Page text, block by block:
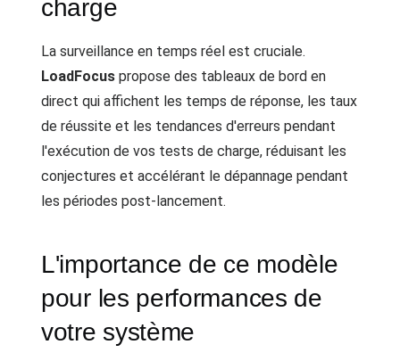
charge
La surveillance en temps réel est cruciale.
LoadFocus propose des tableaux de bord en
direct qui affichent les temps de réponse, les taux
de réussite et les tendances d'erreurs pendant
l'exécution de vos tests de charge, réduisant les
conjectures et accélérant le dépannage pendant
les périodes post-lancement.
L'importance de ce modèle
pour les performances de
votre système